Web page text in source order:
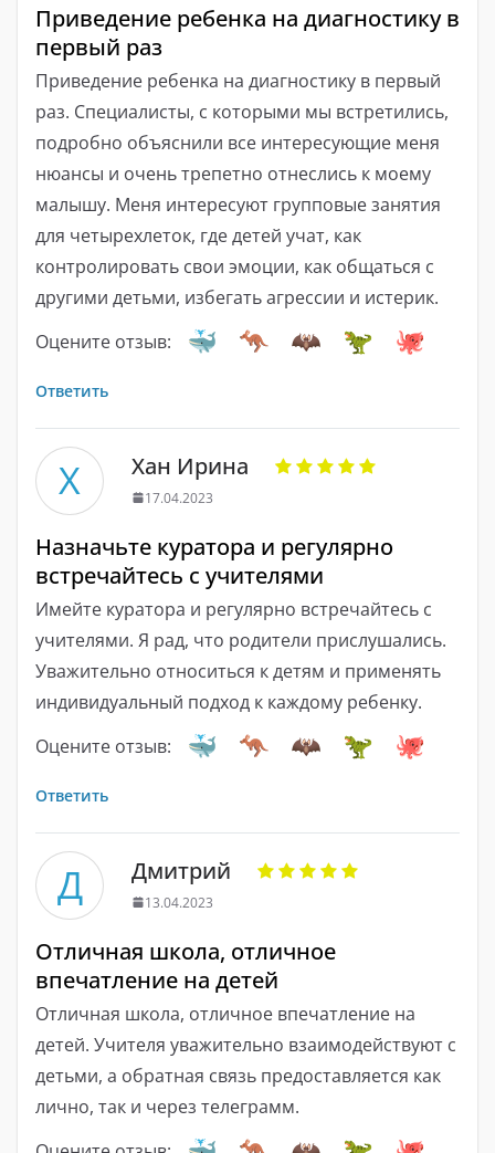
Приведение ребенка на диагностику в
первый раз
Приведение ребенка на диагностику в первый
раз. Специалисты, с которыми мы встретились,
подробно объяснили все интересующие меня
нюансы и очень трепетно ​​отнеслись к моему
малышу. Меня интересуют групповые занятия
для четырехлеток, где детей учат, как
контролировать свои эмоции, как общаться с
другими детьми, избегать агрессии и истерик.
Оцените отзыв:
Ответить
Х Хан Ирина
17.04.2023
Назначьте куратора и регулярно
встречайтесь с учителями
Имейте куратора и регулярно встречайтесь с
учителями. Я рад, что родители прислушались.
Уважительно относиться к детям и применять
индивидуальный подход к каждому ребенку.
Оцените отзыв:
Ответить
Д Дмитрий
13.04.2023
Отличная школа, отличное
впечатление на детей
Отличная школа, отличное впечатление на
детей. Учителя уважительно взаимодействуют с
детьми, а обратная связь предоставляется как
лично, так и через телеграмм.